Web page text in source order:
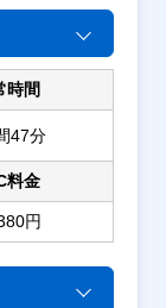
時間
47分
料金
円